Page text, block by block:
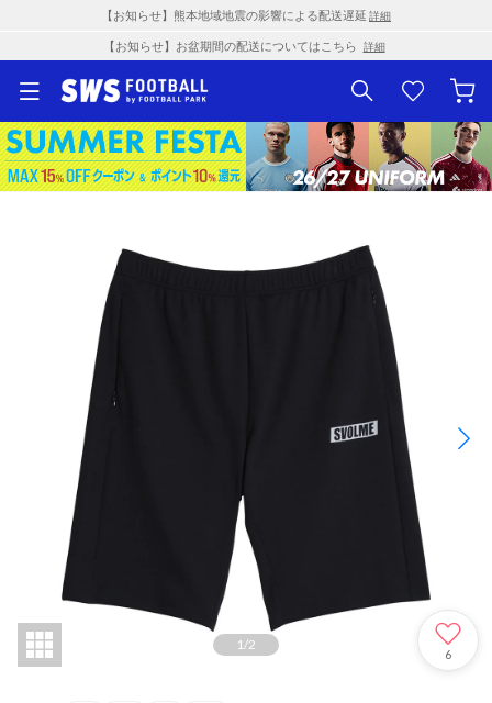
【お知らせ】熊本地域地震の影響による配送遅延 詳細
【お知らせ】お盆期間の配送についてはこちら 詳細
1/2
6